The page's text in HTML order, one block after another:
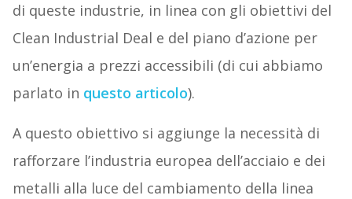
di queste industrie, in linea con gli obiettivi del
Clean Industrial Deal e del piano d’azione per
un’energia a prezzi accessibili (di cui abbiamo
parlato in questo articolo).
A questo obiettivo si aggiunge la necessità di
rafforzare l’industria europea dell’acciaio e dei
metalli alla luce del cambiamento della linea